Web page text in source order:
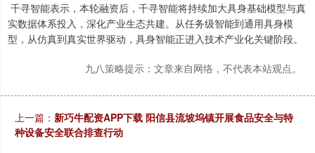
千寻智能表示，本轮融资后，千寻智能将持续加大具身基础模型与真
实数据体系投入，深化产业生态共建。从任务级智能到通用具身模
型，从仿真到真实世界驱动，具身智能正进入技术产业化关键阶段。
九八策略提示：文章来自网络，不代表本站观点。
上一篇： 新巧牛配资APP下载 阳信县流坡坞镇开展食品安全与特
种设备安全联合排查行动